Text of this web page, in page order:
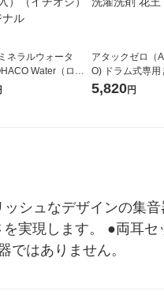
ネラルウォータ
Water（ロハ
ター）2L ラベルレ
アタックゼロ（
O) ドラム式専用
ガジャンボ
（2個入) 洗濯洗
5,820円
シュなデザインの集
実現します。 ●両耳
ではありません。